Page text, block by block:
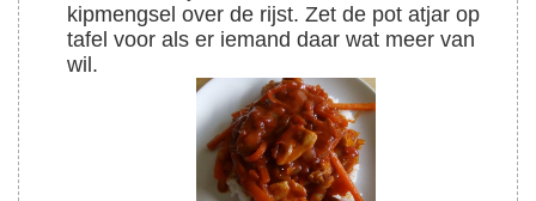
kipmengsel over de rijst. Zet de pot atjar op
tafel voor als er iemand daar wat meer van
wil.